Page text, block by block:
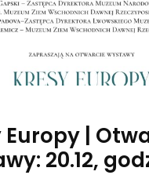
Europy |
20.12,